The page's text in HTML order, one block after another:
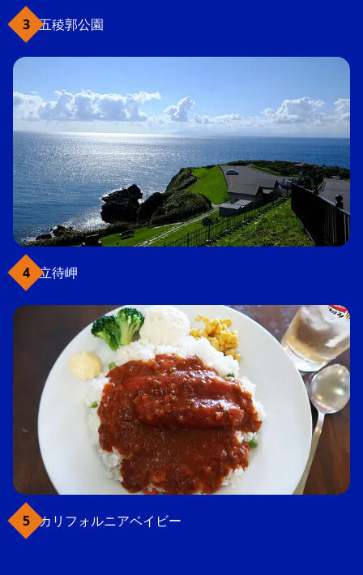
五稜郭公園
立待岬
カリフォルニアベイビー